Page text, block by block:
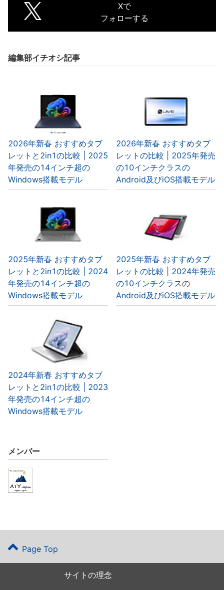
Xで
フォローする
編集部イチオシ記事
2026年新春 おすすめタブ
レットと2in1の比較 | 2025
年発売の14インチ超の
Windows搭載モデル
2026年新春 おすすめタブ
レットの比較 | 2025年発売
の10インチクラスの
Android及びiOS搭載モデル
2025年新春 おすすめタブ
レットと2in1の比較 | 2024
年発売の14インチ超の
Windows搭載モデル
2025年新春 おすすめタブ
レットの比較 | 2024年発売
の10インチクラスの
Android及びiOS搭載モデル
2024年新春 おすすめタブ
レットと2in1の比較 | 2023
年発売の14インチ超の
Windows搭載モデル
メンバー
Page Top
サイトの理念